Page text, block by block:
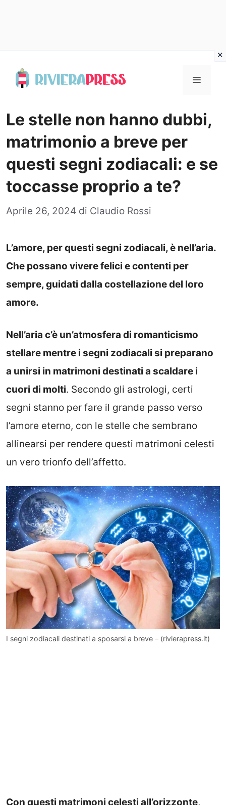
Menu
Le stelle non hanno dubbi,
matrimonio a breve per
questi segni zodiacali: e se
toccasse proprio a te?
Aprile 26, 2024 di Claudio Rossi
L’amore, per questi segni zodiacali, è nell’aria.
Che possano vivere felici e contenti per
sempre, guidati dalla costellazione del loro
amore.
Nell’aria c’è un’atmosfera di romanticismo
stellare mentre i segni zodiacali si preparano
a unirsi in matrimoni destinati a scaldare i
cuori di molti. Secondo gli astrologi, certi
segni stanno per fare il grande passo verso
l’amore eterno, con le stelle che sembrano
allinearsi per rendere questi matrimoni celesti
un vero trionfo dell’affetto.
I segni zodiacali destinati a sposarsi a breve – (rivierapress.it)
Con questi matrimoni celesti all’orizzonte,